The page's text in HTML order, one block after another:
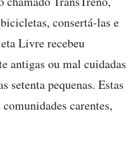
consertá-las e
Livre recebeu
antigas ou mal cuidadas
setenta pequenas. Estas
carentes,